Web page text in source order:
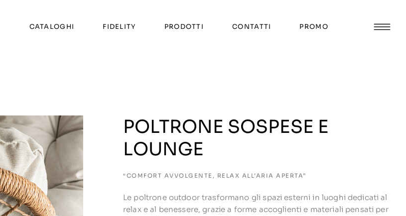
CATALOGHI FIDELITY PRODOTTI CONTATTI PROMO
POLTRONE SOSPESE E
LOUNGE
“COMFORT AVVOLGENTE, RELAX ALL’ARIA APERTA”
Le poltrone outdoor trasformano gli spazi esterni in luoghi dedicati al
relax e al benessere, grazie a forme accoglienti e materiali pensati per